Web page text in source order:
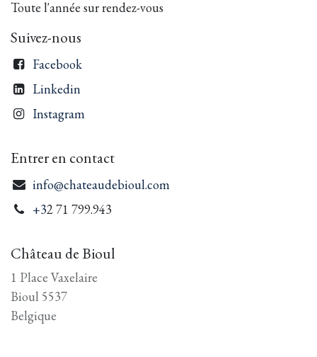
Toute l'année sur rendez-vous
Suivez-nous
Facebook
Linkedin
Instagram
Entrer en contact
info@chateaudebioul.com
+32 71 799.943
Château de Bioul
1 Place Vaxelaire
Bioul 5537
Belgique